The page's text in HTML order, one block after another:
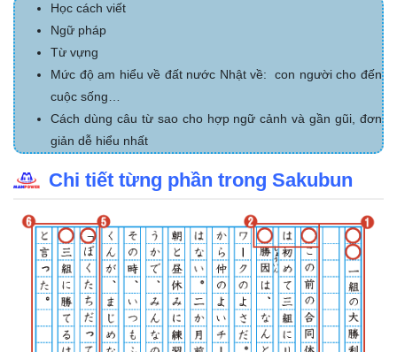
Học cách viết
Ngữ pháp
Từ vựng
Mức độ am hiểu về đất nước Nhật về: con người cho đến
cuộc sống…
Cách dùng câu từ sao cho hợp ngữ cảnh và gần gũi, đơn
giản dễ hiểu nhất
Chi tiết từng phần trong Sakubun